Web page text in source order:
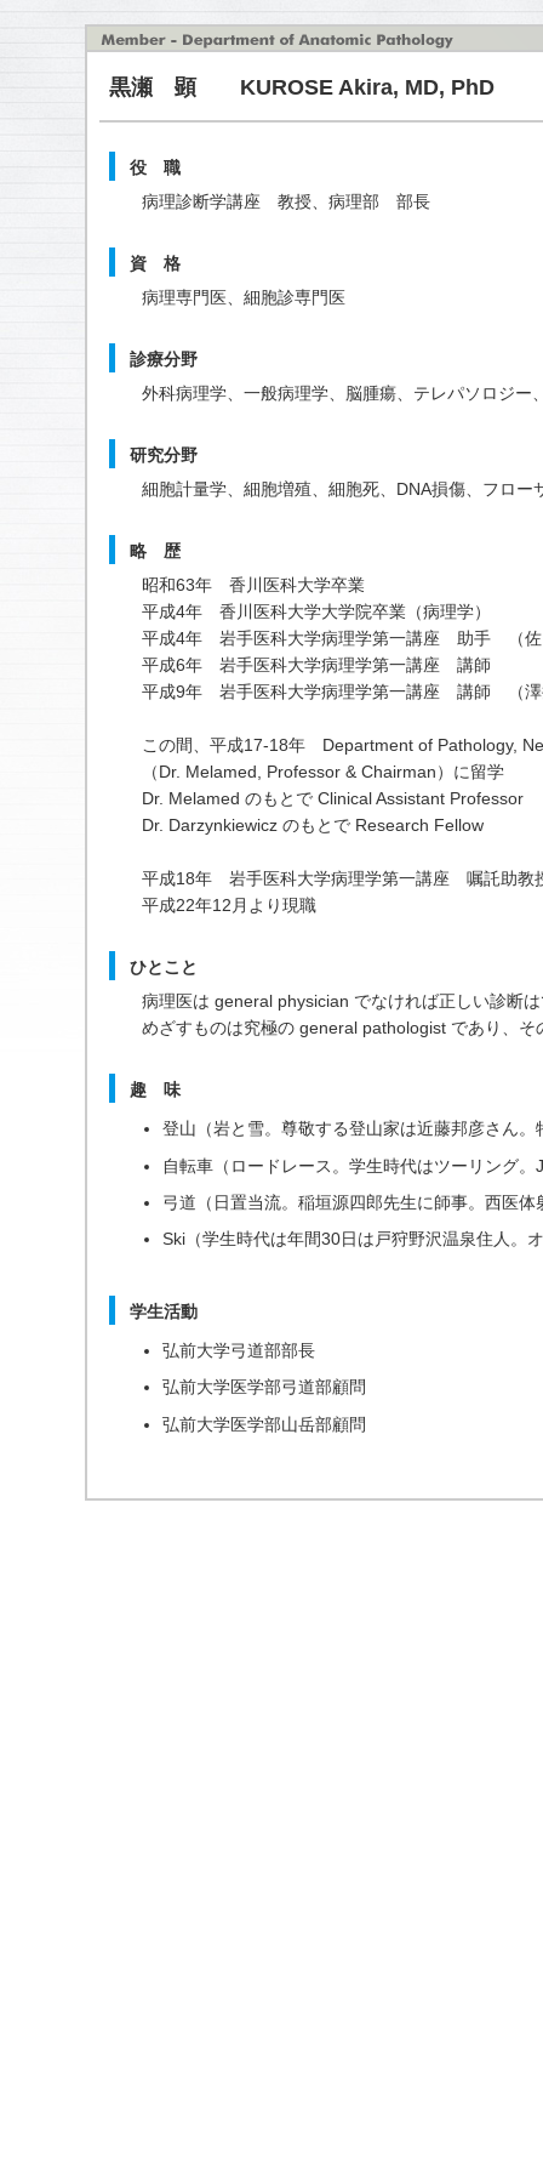
黒瀬 顕 KUROSE Akira, MD, PhD
役 職
病理診断学講座 教授、病理部 部長
資 格
病理専門医、細胞診専門医
診療分野
外科病理学、一般病理学、脳腫瘍、テレパソロジー
研究分野
細胞計量学、細胞増殖、細胞死、DNA損傷、フロー
略 歴
昭和63年 香川医科大学卒業
平成4年 香川医科大学大学院卒業（病理学）
平成4年 岩手医科大学病理学第一講座 助手 （佐
平成6年 岩手医科大学病理学第一講座 講師
平成9年 岩手医科大学病理学第一講座 講師 （澤
この間、平成17-18年 Department of Pathology,
（Dr. Melamed, Professor & Chairman）に留学
Dr. Melamed のもとで Clinical Assistant Professor
Dr. Darzynkiewicz のもとで Research Fellow
平成18年 岩手医科大学病理学第一講座 嘱託助教
平成22年12月より現職
ひとこと
病理医は general physician でなければ正しい診断
めざすものは究極の general pathologist であり、
趣 味
登山（岩と雪。尊敬する登山家は近藤邦彦さん
自転車（ロードレース。学生時代はツーリング
弓道（日置当流。稲垣源四郎先生に師事。西医
Ski（学生時代は年間30日は戸狩野沢温泉住人。
学生活動
弘前大学弓道部部長
弘前大学医学部弓道部顧問
弘前大学医学部山岳部顧問